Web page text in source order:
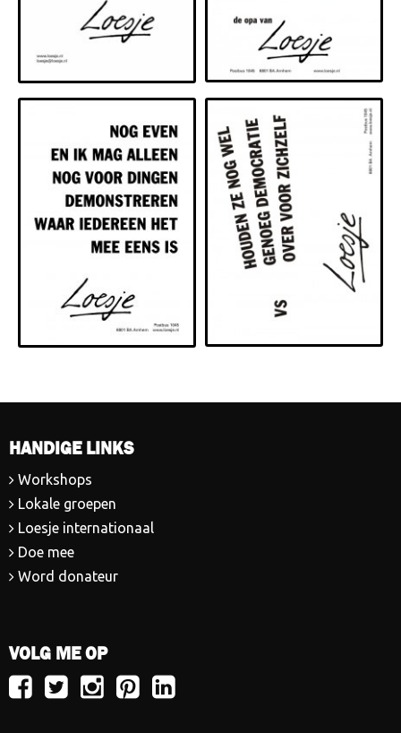
HANDIGE LINKS
Workshops
Lokale groepen
Loesje internationaal
Doe mee
Word donateur
VOLG ME OP
VolgVolgVolgVolgVolg